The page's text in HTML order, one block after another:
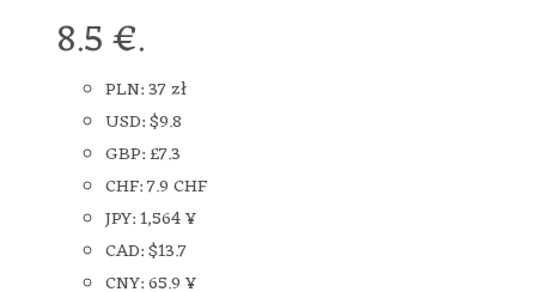
8.5 €.
PLN:37 zł
USD:$9.8
GBP:£7.3
CHF:7.9 CHF
JPY:1,564 ¥
CAD:$13.7
CNY:65.9 ¥